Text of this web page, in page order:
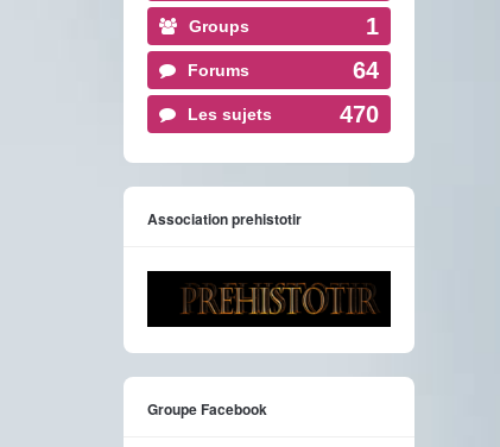
Groups 1
Forums 64
Les sujets 470
Association prehistotir
Groupe Facebook